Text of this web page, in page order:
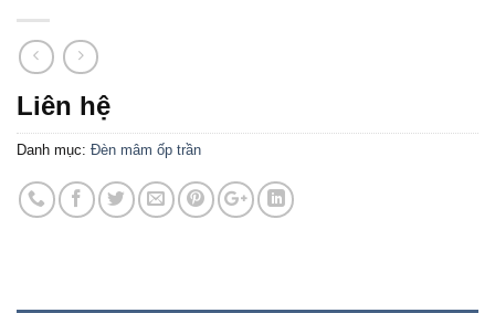
Liên hệ
Danh mục: Đèn mâm ốp trần